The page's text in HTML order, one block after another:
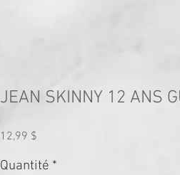
JEAN SKINNY 12 ANS
12,99 $
Quantité *